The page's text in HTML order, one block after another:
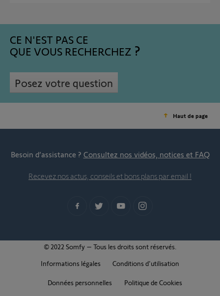
CE N'EST PAS CE
QUE VOUS RECHERCHEZ
Posez votre question
Haut de page
Besoin d’assistance ? Consultez nos vidéos, notices et FAQ
Recevez nos actus, conseils et bons plans par email !
© 2022 Somfy – Tous les droits sont réservés.
Informations légales
Conditions d'utilisation
Données personnelles Politique de Cookies